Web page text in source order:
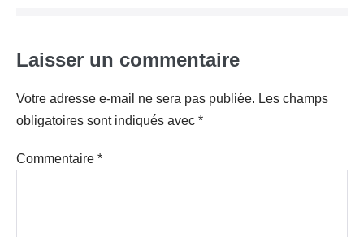
Laisser un commentaire
Votre adresse e-mail ne sera pas publiée. Les champs
obligatoires sont indiqués avec *
Commentaire *